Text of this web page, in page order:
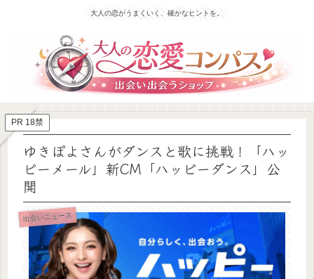
大人の恋がうまくいく、確かなヒントを。
PR 18禁
ゆきぽよさんがダンスと歌に挑戦！「ハッ
ピーメール」新CM「ハッピーダンス」公
開
出会いニュース